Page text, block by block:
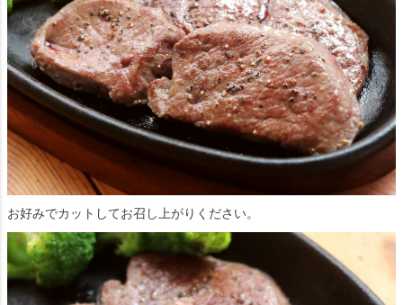
お好みでカットしてお召し上がりください。